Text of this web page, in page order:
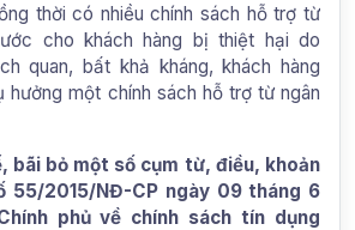
thời có nhiều chính sách hỗ trợ từ
cho khách hàng bị thiệt hại do
quan, bất khả kháng, khách hàng
hưởng một chính sách hỗ trợ từ ngân
bãi bỏ một số cụm từ, điều, khoản
55/2015/NĐ-CP ngày 09 tháng 6
phủ về chính sách tín dụng